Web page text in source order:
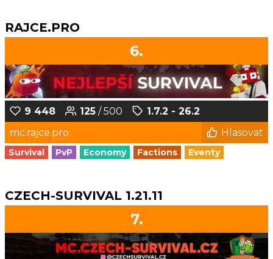
RAJCE.PRO
6.
9 448 125 / 500
1.7.2 - 26.2
mc.rajce.pro
Hlasovat
Survival PvP Economy Factions Eventy
CZECH-SURVIVAL 1.21.11
7.